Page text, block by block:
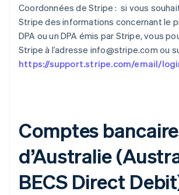
Coordonnées de Stripe : si vous
Stripe des informations concernant le
DPA ou un DPA émis par Stripe, vous
Stripe à l’adresse info@stripe.com ou
https://support.stripe.com/email/
Comptes
d’Australie (
BECS Direct Debit